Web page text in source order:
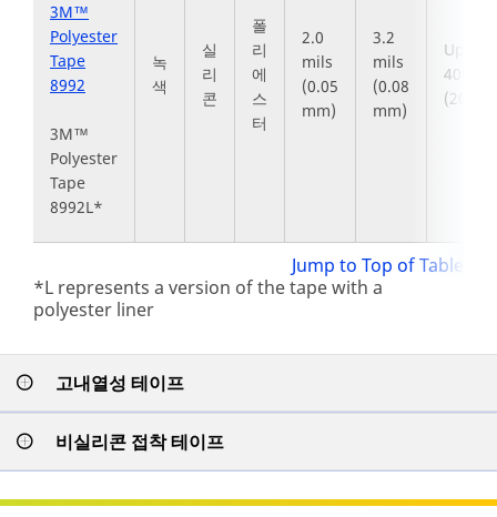
3M™
Polyester
Tape
8992
3M™
Polyester
Tape
8992L*
녹
색
실
리
콘
폴
리
에
스
터
2.0
mils
(0.05
mm)
3.2
mils
(0.08
mm)
Up to
400°F
(204°C)
Jump to Top of Table
*L represents a version of the tape with a
polyester liner
고내열성 테이프
비실리콘 접착 테이프